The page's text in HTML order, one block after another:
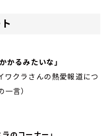
かるみたいな」
ワクラさんの熱愛報道につ
言）